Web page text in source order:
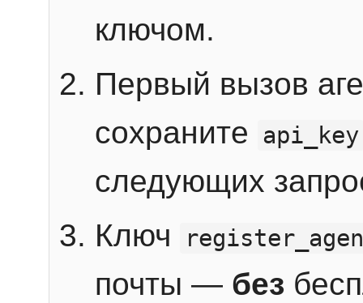
ключом.
Первый вызов
сохраните
api_key
следующих
Ключ
почты — без